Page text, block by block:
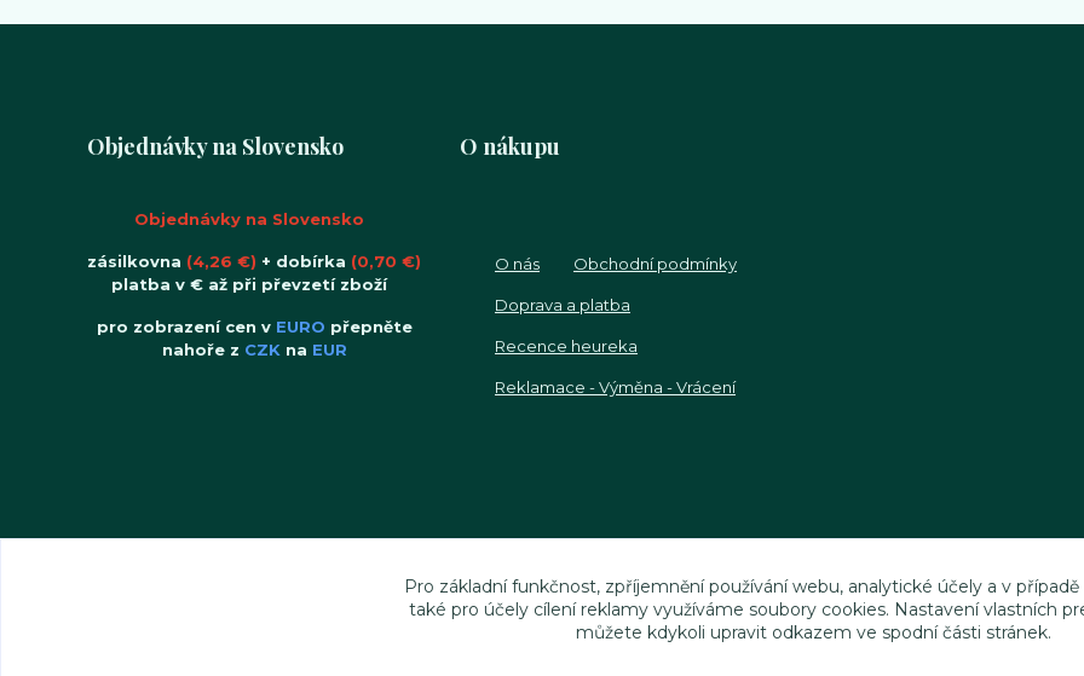
Objednávky na Slovensko
Objednávky na Slovensko
zásilkovna (4,26 €) + dobírka (0,70 €)
platba v € až při převzetí zboží
pro zobrazení cen v EURO přepněte
nahoře z CZK na EUR
O nákupu
O nás Obchodní podmínky
Doprava a platba
Recence heureka
Reklamace - Výměna - Vrácení
Pro základní funkčnost, zpříjemnění používání webu, analytické účely a v případě
také pro účely cílení reklamy využíváme soubory cookies. Nastavení vlastních
můžete kdykoli upravit odkazem ve spodní části stránek.